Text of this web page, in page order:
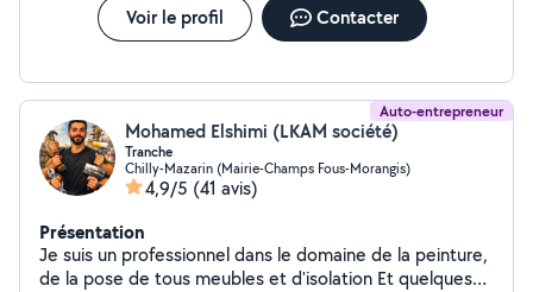
Voir le profil Contacter
Auto-entrepreneur
Mohamed Elshimi (LKAM société)
Tranche
Chilly-Mazarin (Mairie-Champs Fous-Morangis)
4,9/5 (41 avis)
Présentation
Je suis un professionnel dans le domaine de la peinture,
de la pose de tous meubles et d'isolation Et quelques